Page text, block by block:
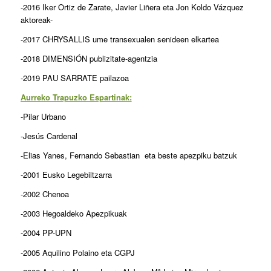
-2016 Iker Ortiz de Zarate, Javier Liñera eta Jon Koldo Vázquez
aktoreak-
-2017 CHRYSALLIS ume transexualen senideen elkartea
-2018 DIMENSIÓN publizitate-agentzia
-2019 PAU SARRATE pailazoa
Aurreko Trapuzko Espartinak:
-Pilar Urbano
-Jesús Cardenal
-Elias Yanes, Fernando Sebastian eta beste apezpiku batzuk
-2001 Eusko Legebiltzarra
-2002 Chenoa
-2003 Hegoaldeko Apezpikuak
-2004 PP-UPN
-2005 Aquilino Polaino eta CGPJ